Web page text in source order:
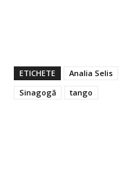
ETICHETE Analia Selis
Sinagogă
tango